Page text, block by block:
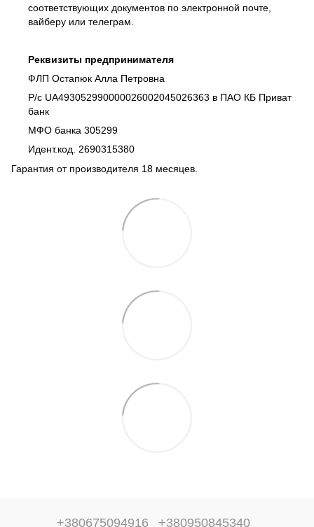
соответствующих документов по электронной почте,
вайберу или телеграм.
Реквизиты предпринимателя
ФЛП Остапюк Алла Петровна
Р/с UA493052990000026002045026363 в ПАО КБ Приват
банк
МФО банка 305299
Идент.код. 2690315380
Гарантия от производителя 18 месяцев.
+380675094916 +380950845340